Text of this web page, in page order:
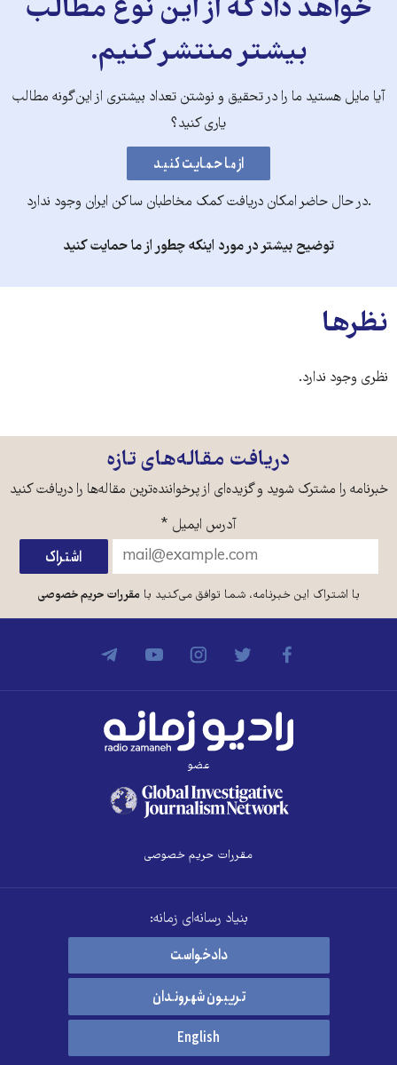
خواهد داد که از این نوع مطالب
بیشتر منتشر کنیم.
آیا مایل هستید ما را در تحقیق و نوشتن تعداد بیشتری از این‌گونه مطالب
یاری کنید؟
.در حال حاضر امکان دریافت کمک مخاطبان ساکن ایران وجود ندارد
توضیح بیشتر در مورد اینکه چطور از ما حمایت کنید
نظرها
نظری وجود ندارد.
دریافت مقاله‌های تازه
خبرنامه را مشترک شوید و گزیده‌ای از پرخواننده‌ترین مقاله‌ها را دریافت کنید
آدرس ایمیل *
با اشتراک این خبرنامه، شما توافق می‌کنید بامقررات حریم خصوصی
عضو
مقررات حریم خصوصی
بنیاد رسانه‌ای زمانه:
دادخواست
تریبون شهروندان
English